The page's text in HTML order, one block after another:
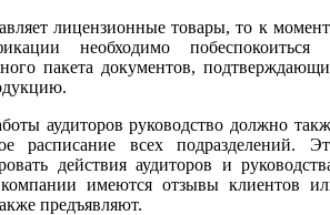
лицензионные товары, то к
необходимо побеспокоиться
пакета документов,
аудиторов руководство должно
расписание всех подразделений.
действия аудиторов и
имеются отзывы клиентов
предъявляют.